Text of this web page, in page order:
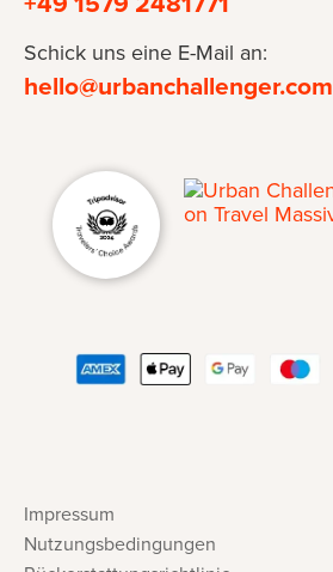
Schick uns eine E-Mail an:
hello@urbanchallenger.com
Impressum
Nutzungsbedingungen